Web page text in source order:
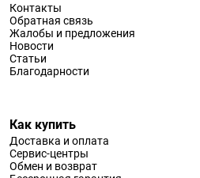
Контакты
Обратная связь
Жалобы и предложения
Новости
Статьи
Благодарности
Как купить
Доставка и оплата
Сервис-центры
Обмен и возврат